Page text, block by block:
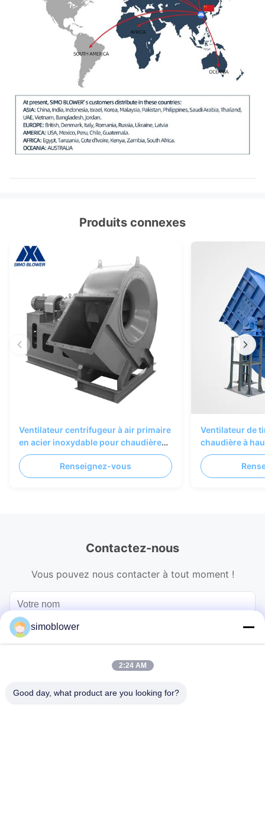
Fan centrifuge
Bride d'admission et de débouché,
amortisseur, déclencheur électrique,
isolant de choc, accouplement de
diaphragme, accouplement liquide,
couverture de pluie de moteur, capteur
de température, capteur vibrant,
démarreur mou, inverseur, moteur
électrique spécial, système de
lubrification d'instrument de contrôle du
système, réservoir aérien etc. de
Produits connexes
Ventilateur centrifugeur à air primaire
en acier inoxydable pour chaudières
industrielles
Renseignez-vous
Ventilateur de
chaudière à
rendement
conception
Contactez-nous
Vous pouvez nous contacter à tout moment !
simoblower
2:24 AM
Good day, what product are you looking for?